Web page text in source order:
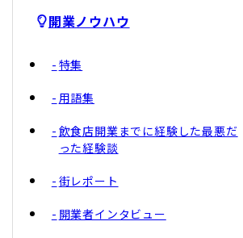
開業ノウハウ
特集
用語集
飲食店開業までに経験した最悪だ
った経験談
街レポート
開業者インタビュー